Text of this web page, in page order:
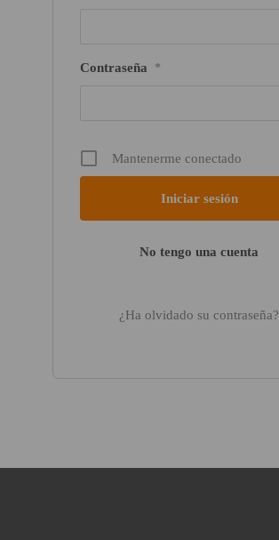
Contraseña *
Mantenerme conectado
No tengo una cuenta
¿Ha olvidado su contraseña?